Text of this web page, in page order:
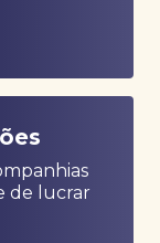
de lucrar